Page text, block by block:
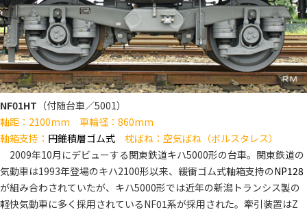
NF01HT （付随台車／5001）
軸距：2100mm 車輪径：860mm
軸箱支持： 円錐積層ゴム式 枕ばね：空気ばね（ボルスタレス）
2009年10月にデビューする関東鉄道キハ5000形の台車。関東鉄道の
気動車は1993年登場のキハ2100形以来、緩衝ゴム式軸箱支持のNP128
が組み合わされていたが、キハ5000形では近年の新潟トランシス製の
軽快気動車に多く採用されているNF01系が採用された。牽引装置はZ